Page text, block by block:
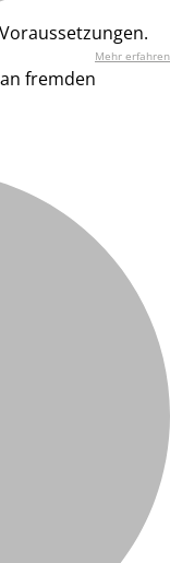
Mehr erfahren
fremden